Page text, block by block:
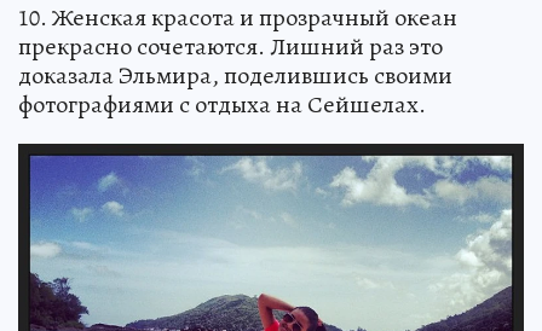
10. Женская красота и прозрачный океан
прекрасно сочетаются. Лишний раз это
доказала Эльмира, поделившись своими
фотографиями с отдыха на Сейшелах.